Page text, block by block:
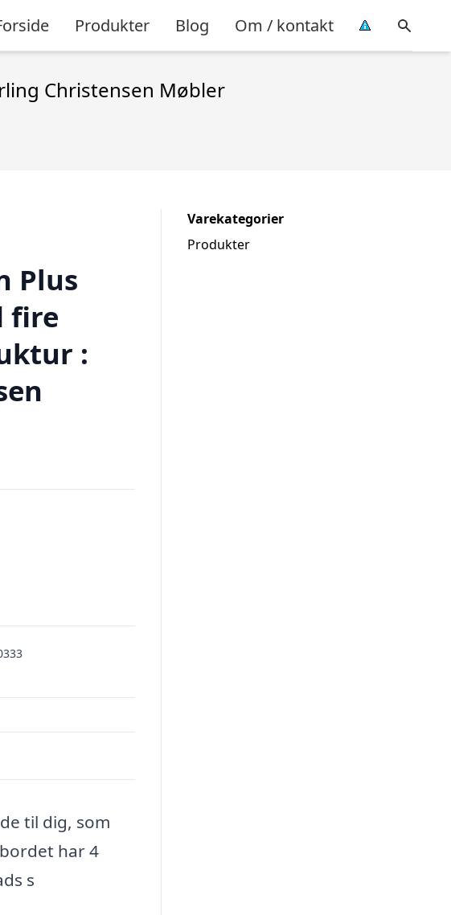
Produkter Blog Om / kontakt
Christensen Møbler
Plus
fire
:
til dig, som
har 4
s
Varekategorier
Produkter